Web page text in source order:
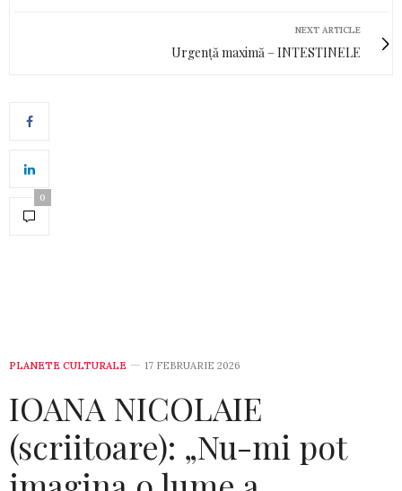
NEXT ARTICLE
Urgență maximă – INTESTINELE
0
PLANETE CULTURALE 17 FEBRUARIE 2026
IOANA NICOLAIE
(scriitoare): „Nu-mi pot